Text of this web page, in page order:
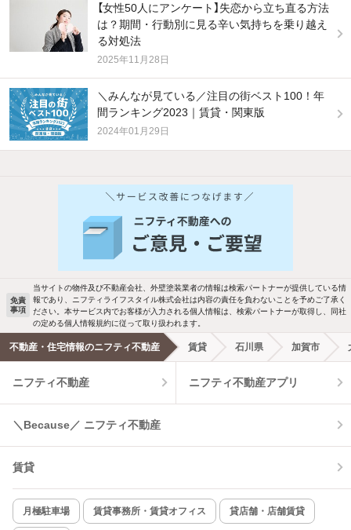
【女性50人にアンケート】失恋から立ち直る方法
は？期間・行動別に見る辛い気持ちを乗り越え
る対処法
2025年11月28日
＼みんなが見ている／注目の街ベスト100！年
間ランキング2023｜賃貸・関東版
2024年01月29日
バス・トイレ別 2階以上
洗濯機置場あり 独立洗面台
エアコンあり 都市ガス
温水洗浄便座 オートロック
コンロ2口以上
新着のみ インターネット無料
免責
事項
当サイトの物件及び不動産会社、外壁塗装業者の情報は検索パートナーが提供している情
報であり、ニフティライフスタイル株式会社は内容の責任を負わないことを予めご了承く
ださい。本サービス内でお客様が入力される個人情報は、検索パートナーが取得し、同社
の定める個人情報規約に従って取り扱われます。
不動産・住宅情報のニフティ不動産 賃貸 石川県 加賀市
ニフティ不動産 ニフティ不動産アプリ
＼Because／ ニフティ不動産
賃貸
月極駐車場 賃貸事務所・賃貸オフィス 貸店舗・店舗賃貸